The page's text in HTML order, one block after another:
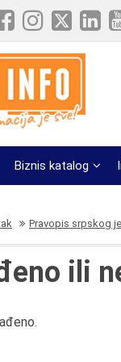
Biznis katalog
Pravopis srpskog
ili